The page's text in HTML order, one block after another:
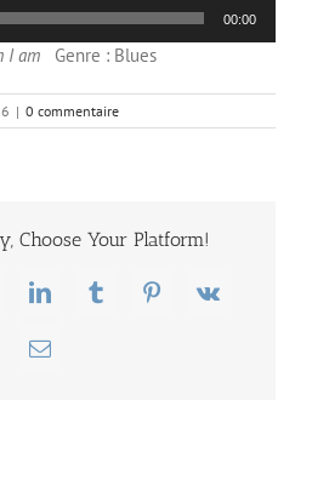
00:00
I am Genre : Blues
| 0 commentaire
Choose Your Platform!
LinkedInTumblrPinterest
Vk
Email